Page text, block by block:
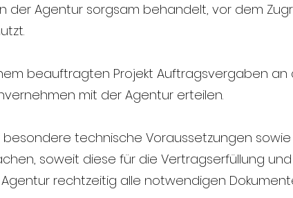
der Agentur sorgsam behandelt, vor dem
beauftragten Projekt Auftragsvergaben
mit der Agentur erteilen.
besondere technische Voraussetzungen
soweit diese für die Vertragserfüllung
rechtzeitig alle notwendigen